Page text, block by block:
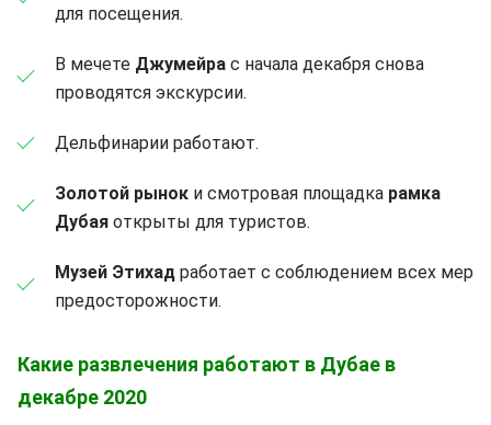
для посещения.
В мечете Джумейра с начала декабря снова
проводятся экскурсии.
Дельфинарии работают.
Золотой рынок и смотровая площадка рамка
Дубая открыты для туристов.
Музей Этихад работает с соблюдением всех мер
предосторожности.
Какие развлечения работают в Дубае в
декабре 2020